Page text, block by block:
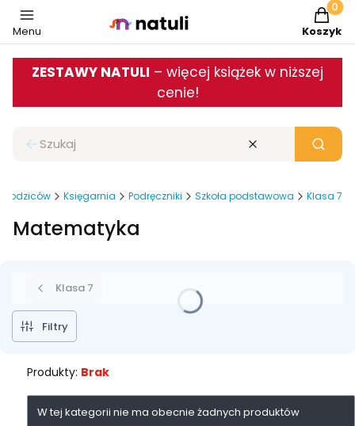
Menu Koszyk
ZESTAWY NATULI – więcej książek w niższej
cenie!
Zamknij wyszukiwarkę Wyczyść Szukaj
rodziców Księgarnia Podręczniki Szkoła podstawowa Klasa 7
Matematyka
Klasa 7
Filtry
Produkty: Brak
Lista produktów
W tej kategorii nie ma obecnie żadnych produktów